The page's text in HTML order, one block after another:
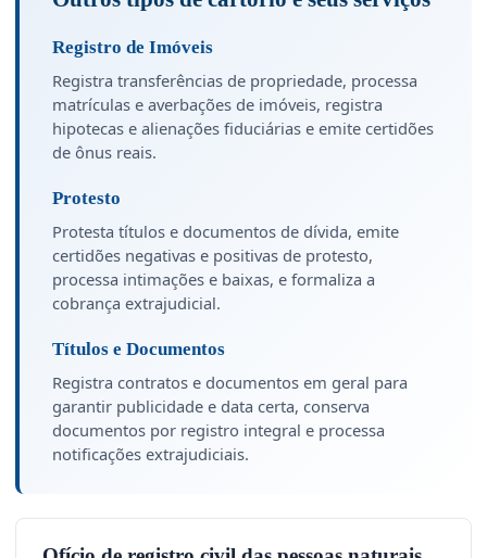
Registro de Imóveis
Registra transferências de propriedade, processa
matrículas e averbações de imóveis, registra
hipotecas e alienações fiduciárias e emite certidões
de ônus reais.
Protesto
Protesta títulos e documentos de dívida, emite
certidões negativas e positivas de protesto,
processa intimações e baixas, e formaliza a
cobrança extrajudicial.
Títulos e Documentos
Registra contratos e documentos em geral para
garantir publicidade e data certa, conserva
documentos por registro integral e processa
notificações extrajudiciais.